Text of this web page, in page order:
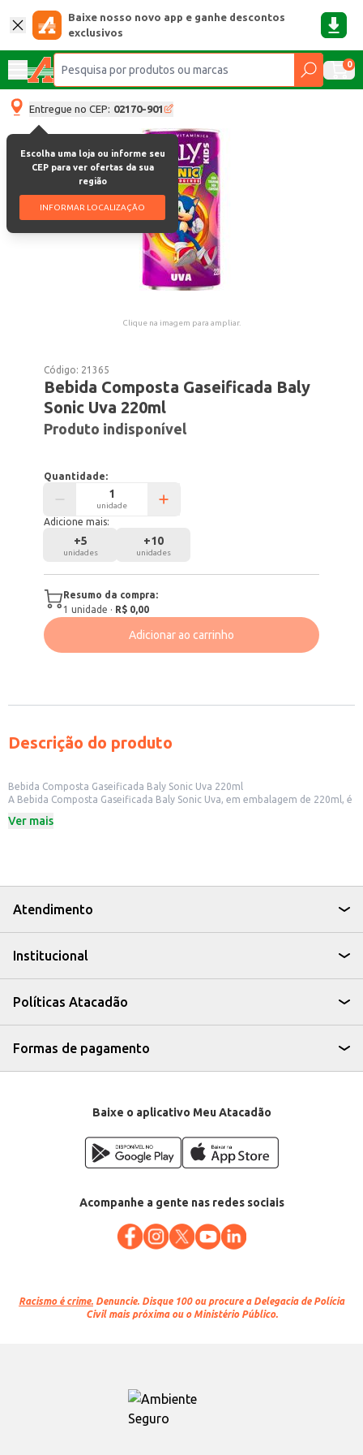
Baixe nosso novo app e ganhe descontos
exclusivos
0
Entregue no CEP: 02170-901
Escolha uma loja ou informe seu
CEP para ver ofertas da sua
região
INFORMAR LOCALIZAÇÃO
Clique na imagem para ampliar.
Código: 21365
Bebida Composta Gaseificada Baly
Sonic Uva 220ml
Produto indisponível
Quantidade:
unidade
Adicione mais:
+5
unidades
+10
unidades
Resumo da compra:
1 unidade · R$ 0,00
Adicionar ao carrinho
Descrição do produto
Bebida Composta Gaseificada Baly Sonic Uva 220ml
A Bebida Composta Gaseificada Baly Sonic Uva, em embalagem de 220ml, é
sabor de uva e um toque de gás, ela pode ser consumida em diversas
Pode ser consumida gelada para uma experiência ainda mais refrescante.
Ideal para revenda em mercados, bares e lanchonetes.
A Bebida Composta Gaseificada Baly Sonic Uva é uma escolha prática e
Ver mais
Atendimento
Institucional
Políticas Atacadão
Formas de pagamento
Baixe o aplicativo Meu Atacadão
Acompanhe a gente nas redes sociais
Racismo é crime. Denuncie. Disque 100 ou procure a Delegacia de Polícia
Civil mais próxima ou o Ministério Público.